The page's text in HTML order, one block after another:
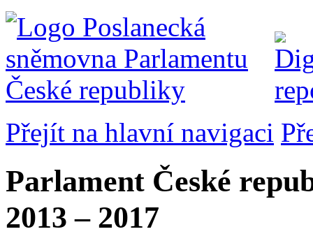
Přejít na hlavní navigaci
Parlament České
2013 – 2017